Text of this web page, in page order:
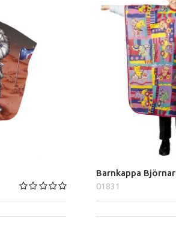
Barnkappa Björnar
01831